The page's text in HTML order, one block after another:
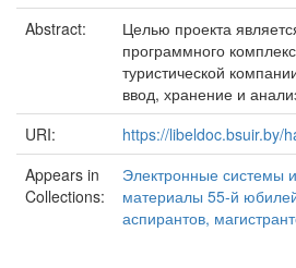
Abstract:
Целью проекта
программного
туристической
ввод, хранение и
URI:
https://libeldoc.bsuir.by/
Appears in
Collections:
Электронные системы
материалы 55-й
аспирантов,